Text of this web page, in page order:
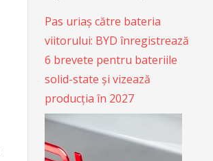
Pas uriaș către bateria
viitorului: BYD înregistrează
6 brevete pentru bateriile
solid-state și vizează
producția în 2027